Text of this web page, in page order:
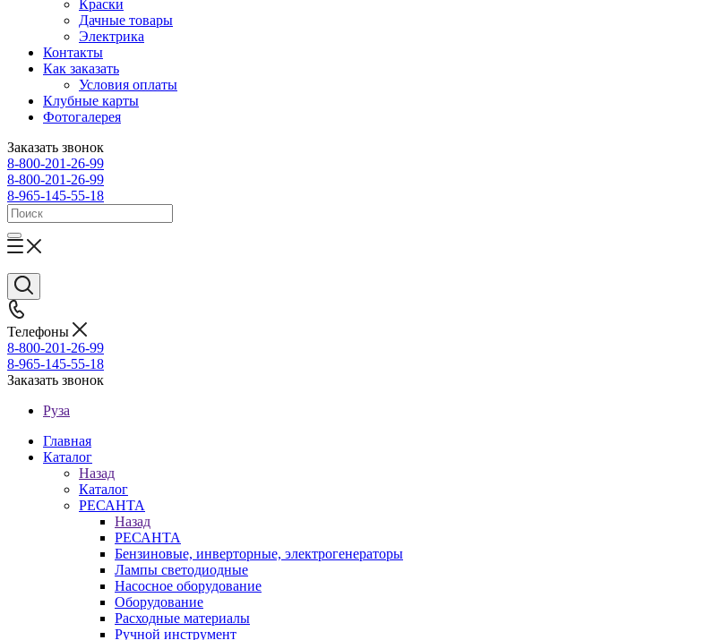
Краски
Дачные товары
Электрика
Контакты
Как заказать
Условия оплаты
Клубные карты
Фотогалерея
Заказать звонок
8-800-201-26-99
8-800-201-26-99
8-965-145-55-18
Телефоны
8-800-201-26-99
8-965-145-55-18
Заказать звонок
Руза
Главная
Каталог
Назад
Каталог
РЕСАНТА
Назад
РЕСАНТА
Бензиновые, инверторные, электрогенераторы
Лампы светодиодные
Насосное оборудование
Оборудование
Расходные материалы
Ручной инструмент